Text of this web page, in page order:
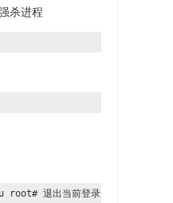
杀进程
退出当前登录用户，返回至上